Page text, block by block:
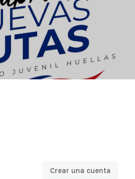
Crear una cuenta